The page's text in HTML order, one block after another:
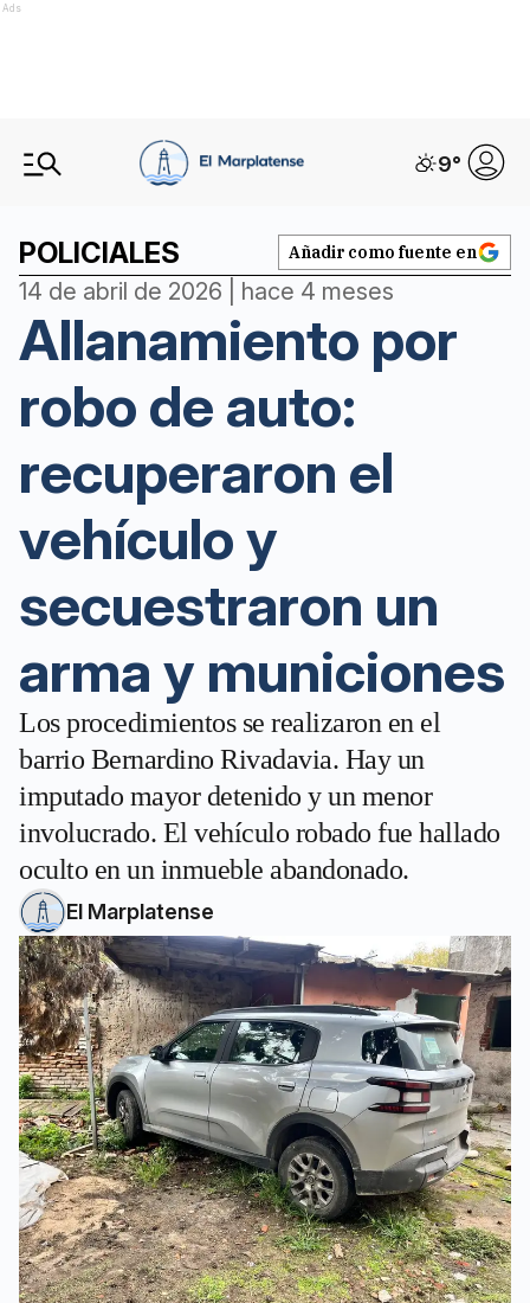
Ads
9°
POLICIALES Añadir como fuente en
14 de abril de 2026 | hace 4 meses
Allanamiento por
robo de auto:
recuperaron el
vehículo y
secuestraron un
arma y municiones
Los procedimientos se realizaron en el
barrio Bernardino Rivadavia. Hay un
imputado mayor detenido y un menor
involucrado. El vehículo robado fue hallado
oculto en un inmueble abandonado.
El Marplatense